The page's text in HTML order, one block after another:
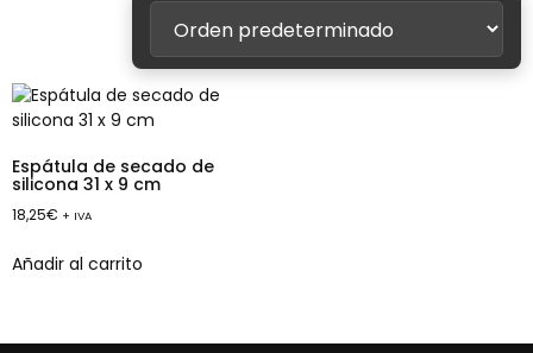
Espátula de secado de
silicona 31 x 9 cm
18,25€ + IVA
Añadir al carrito